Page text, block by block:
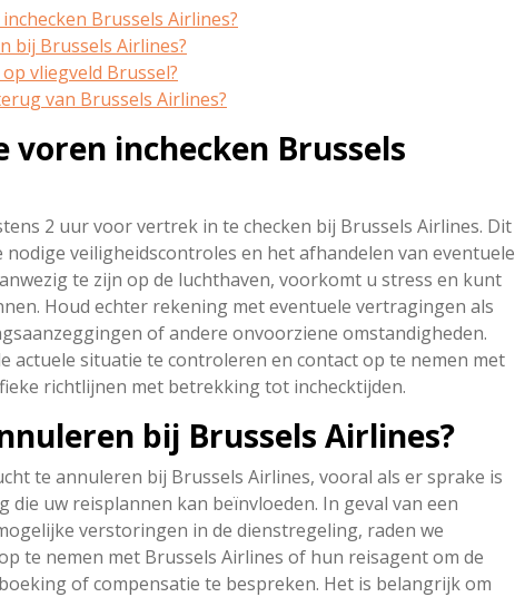
Brussels Airlines?
bij Brussels Airlines?
vliegveld Brussel?
van Brussels Airlines?
voren inchecken Brussels
2 uur voor vertrek in te checken bij Brussels Airlines. Dit
veiligheidscontroles en het afhandelen van eventuele
te zijn op de luchthaven, voorkomt u stress en kunt
Houd echter rekening met eventuele vertragingen als
of andere onvoorziene omstandigheden.
actuele situatie te controleren en contact op te nemen met
richtlijnen met betrekking tot inchecktijden.
bij Brussels Airlines?
te annuleren bij Brussels Airlines, vooral als er sprake is
die uw reisplannen kan beïnvloeden. In geval van een
verstoringen in de dienstregeling, raden we
te nemen met Brussels Airlines of hun reisagent om de
of compensatie te bespreken. Het is belangrijk om